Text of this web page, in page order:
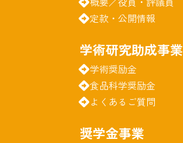
定款・公開情報
学術研究助成事業
学術奨励金
食品科学奨励金
よくあるご質問
奨学金事業